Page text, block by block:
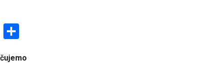
Share